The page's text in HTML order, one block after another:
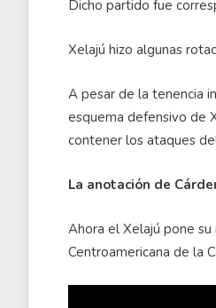
Dicho partido fue
Xelajú hizo algunas
A pesar de la tenencia
esquema defensivo de
contener los ataques
La anotación de
Ahora el Xelajú pone
Centroamericana de la